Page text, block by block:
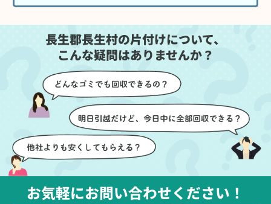
長生郡長生村の片付けについて、
こんな疑問はありませんか？
お気軽にお問い合わせください！